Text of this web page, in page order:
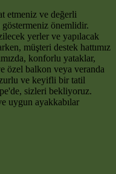
etmeniz ve değerli
göstermeniz önemlidir.
yerler ve yapılacak
müşteri destek hattımız
konforlu yataklar,
özel balkon veya veranda
ve keyifli bir tatil
sizleri bekliyoruz.
uygun ayakkabılar